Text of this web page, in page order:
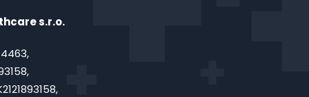
s.r.o.